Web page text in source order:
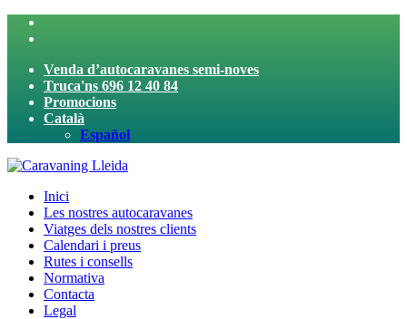
Skip
contentVenda d’autocaravanes semi-noves
Truca'ns 696 12 40 84
Promocions
Català
Español
search
Menu
Inici
Les nostres autocaravanes
Viatges dels nostres clients
Calendari i preus
Rutes i consells
Normativa
Contacta
Legal